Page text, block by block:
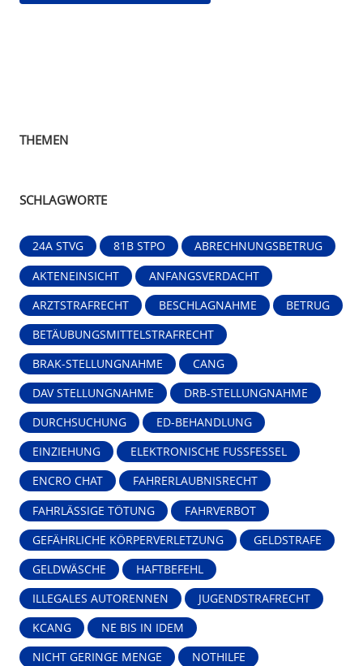
THEMEN
SCHLAGWORTE
24A STVG 81B STPO ABRECHNUNGSBETRUG
AKTENEINSICHT ANFANGSVERDACHT
ARZTSTRAFRECHT BESCHLAGNAHME BETRUG
BETÄUBUNGSMITTELSTRAFRECHT
BRAK-STELLUNGNAHME CANG
DAV STELLUNGNAHME DRB-STELLUNGNAHME
DURCHSUCHUNG ED-BEHANDLUNG
EINZIEHUNG ELEKTRONISCHE FUSSFESSEL
ENCRO CHAT FAHRERLAUBNISRECHT
FAHRLÄSSIGE TÖTUNG FAHRVERBOT
GEFÄHRLICHE KÖRPERVERLETZUNG GELDSTRAFE
GELDWÄSCHE HAFTBEFEHL
ILLEGALES AUTORENNEN JUGENDSTRAFRECHT
KCANG NE BIS IN IDEM
NICHT GERINGE MENGE NOTHILFE